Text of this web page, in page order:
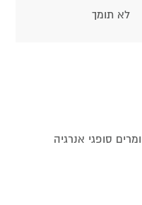
לא תומך
סופגי אנרגיה